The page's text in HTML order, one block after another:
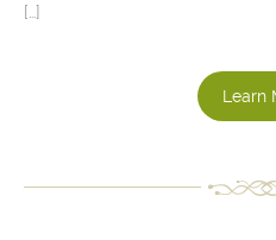
[…]
Learn